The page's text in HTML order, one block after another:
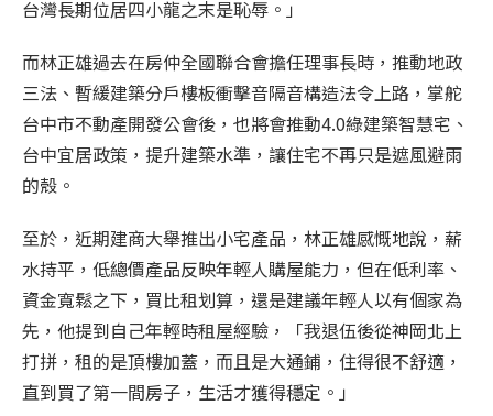
台灣長期位居四小龍之末是恥辱。」
而林正雄過去在房仲全國聯合會擔任理事長時，推動地政
三法、暫緩建築分戶樓板衝擊音隔音構造法令上路，掌舵
台中市不動產開發公會後，也將會推動4.0綠建築智慧宅、
台中宜居政策，提升建築水準，讓住宅不再只是遮風避雨
的殼。
至於，近期建商大舉推出小宅產品，林正雄感慨地說，薪
水持平，低總價產品反映年輕人購屋能力，但在低利率、
資金寬鬆之下，買比租划算，還是建議年輕人以有個家為
先，他提到自己年輕時租屋經驗，「我退伍後從神岡北上
打拼，租的是頂樓加蓋，而且是大通鋪，住得很不舒適，
直到買了第一間房子，生活才獲得穩定。」